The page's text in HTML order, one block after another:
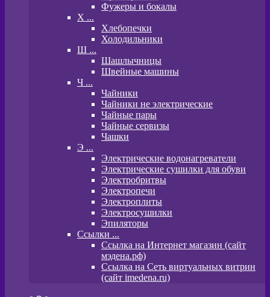
Фужеры и бокалы
Х ...
Хлебопечки
Холодильники
Ш ...
Шашлычницы
Швейные машины
Ч ...
Чайники
Чайники не электрические
Чайные пары
Чайные сервизы
Чашки
Э ...
Электрические водонагреватели
Электрические сушилки для обуви
Электробритвы
Электропечи
Электроплиты
Электросушилки
Эпиляторы
Ссылки ...
Ссылка на Интернет магазин (сайт
мэдена.рф)
Ссылка на Сеть виртуальных витрин
(сайт imedena.ru)